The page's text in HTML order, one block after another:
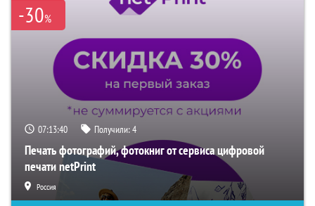
-30%
07:13:39 Получили:4
Печать фотографий, фотокниг от сервиса цифровой
печати netPrint
Россия